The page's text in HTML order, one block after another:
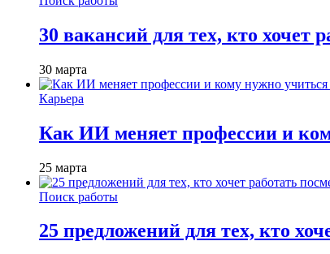
30 вакансий для тех, кто хочет
30 марта
Карьера
Как ИИ меняет профессии и
25 марта
Поиск работы
25 предложений для тех, кто